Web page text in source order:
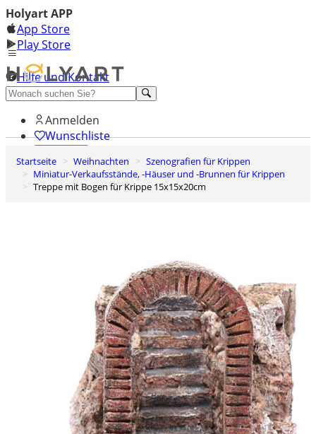
Holyart APP
App Store
Play Store
Hilfe und Kontakt
Entdecken Sie Premium
Anmelden
Wunschliste
0
Warenkorb
Startseite Weihnachten
Szenografien für Krippen
Miniatur-Verkaufsstände, -Häuser und -Brunnen für Krippen
Treppe mit Bogen für Krippe 15x15x20cm